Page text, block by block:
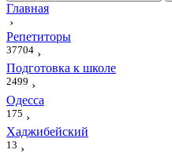
Главная
›
Репетиторы
37704 ›
Подготовка к школе
2499 ›
Одесса
175 ›
Хаджибейский
13 ›